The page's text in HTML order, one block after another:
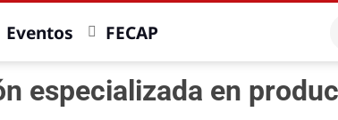
Eventos FECAP
especializada en